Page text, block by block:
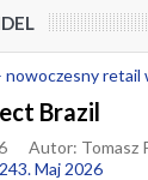
nowoczesny retail
Brazil
Autor: Tomasz
Maj 2026